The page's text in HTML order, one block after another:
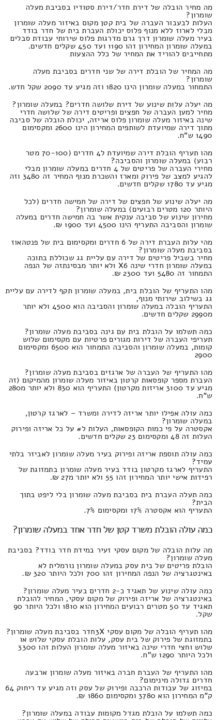
מה מחיר הובלה של דירת חדר/דירת סטודיו בסביבת מעלה
שומרון?
העלות לבעבור העברה של בית קטן מקום באיזור מעלה שומרון
מבלי לארוז ללא מנוף פלוס יכולת העברת בית של חדר בודד
בעיר מעלה שומרון דרך גרם מדרגות פלוס שירותי עבודת סבלים
במעלה שומרון המחירון זהו 1190 ועד 450 שקלים חדשים.
מתחייבים להוריד את המחיר של כלל ההצעות
מה המחיר של הובלת דירה של שני חדרים בסביבת מעלה
שומרון?
התמחור במעלה שומרון הינו 1820 וזה מגיע עד 2090 שקל חדש.
מה יעלה עלות שינוע של דירת שלושה חדרים? במעלה שומרון?
מחיר למען העברה של חפצים ופריטים דירה של שלושה חדרי
שינה באיזור מעלה שומרון פלוס אריזה, יכולת הובלה של סביבה
מתוך דירה שמיועדת לשותפים המחירון הינו 2600 ומקסימום
1490 ש"ח.
מהו תעריף הובלת דירה שמיועדת ל4 חדרים (70-100 מטר
רבוע) במעלה שומרון והסביבה?
מחירי העברה של פריטים של 4 חדרים במעלה שומרון מבלי
להגיע למצב של פירוק ומארז והשכרת מנוף המחיר זה 3480 וזה
מגיע עד 1780 שקלים חדשים.
מה יעלה שינוע של חפצים של דירה של חמישה חדרים (לכל
היותר 120 מטרים רבועים) במעלה שומרון?
מחירון שינוע של סביבה ענקית אשר בה חמישה חדרים במעלה
שומרון והסביבה התעריף הינו 4500 ועד 1900 ₪.
מהי עלות העברת דירה של 6 חדרים ומקסימום בית של פנטהאוז
בסביבת מעלה שומרון?
מחיר בשביל פריטים של דירה עם עליית גג שכוללת בתוכה
במעלה שומרון חדרי שינה X6 ולא יותר מבסינתזה של הנפה
התמחור זה 5480 ועד 2300 ₪.
מהו התעריף של הובלת בית, במעלה שומרון תקף לדירה עם עליית
גג בשילוב שירותי מנוף,
התעריף הובלה במעלה שומרון והסביבה הוא 4500 ולא יותר
מ2990 שקלים חדשים.
כמה תשלמו על הובלת בית עם גינה בסביבת מעלה שומרון?
תעריפי העברה של דירות מגורים פרטיות עם מקסימום שלוש
קומות, במעלה שומרון והסביבה התמחור הוא 6500 ומקסימום
2900
מהו התעריף של העברה של ארגזים בסביבת מעלה שומרון?
העברת מספר קופסאות קרטון באיזור מעלה שומרון מהמיקום (זה
מגיע עד 3100 אריזות מקרטון) התעריף הוא 830 ולא יותר מ280
ש"ח.
כמה עולה אפילו יותר אריזה לדירה ומשרד – לארגז קרטון,
במעלה שומרון?
אקסטרה על פי כמות הקופסאות, העלות ל# על כל אריזה ופירוק
העלות זה 48 ומקסימום 23 שקלים חדשים.
כמה עולה תוספת אריזה ופירוק בעיר מעלה שומרון לאביזר בלתי
עמיד?
התעריף לארגז מקרטון בודד בעיר מעלה שומרון בתמזוגת של
רפידות אישי יותר המחירון זהו 55 ולא יותר מ27 ₪.
כמה תעלה העברת בית בסביבת מעלה שומרון בלי ליפט בתוך
הבית?
התעריף הוא אקסטרה 17% ומקסימום 7%.
כמה עולה הובלת משרד קטן של חדר אחד במעלה שומרון?
מה עלות הובלה של מקום עסקי זעיר במידת חדר בודד? בסביבת
מעלה שומרון?
הובלת פריטים של בית עסק במעלה שומרון נורמלית לא
באינטגרציה של הנפה המחירון זהו 700 ולכל היותר 320 ₪.
כמה עולה שינוע של תאגיד כ-2 חדרים בעיר מעלה שומרון?
באינטגרציה של אריזה ופירוק של מקום עסקי, המחיר להובלת
תאגיד עד 50 מטרים רבועים המחירון הוא 1810 ולכל היותר 90
שקל.
מהו תעריף הובלה של מקום עסקי 3Xחדר בסביבת מעלה שומרון?
בתמזוגת של פירוק של בית עסק, עלות הובלת עסקי שלוש או
שלוש וחצי חדרי שינה באיזור מעלה שומרון העלות זהו 3300
ולכל היותר 1290 ש"ח.
מהו התעריף של העברת חברה באיזור מעלה שומרון ארבעה
חדרים גדולה מינימום?
במיזוג של עבודות הרכבה ופירוק של עסק וזה מגיע עד ריחוק 64
ק"מ המחירון הוא 3780 ומקסימום 1860 ₪.
כמה תשלמו על הובלת מגדל מקומות עבודה במעלה שומרון?